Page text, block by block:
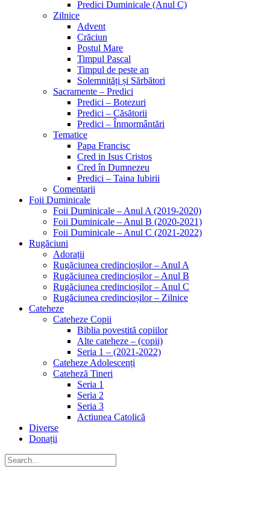
Predici Duminicale (Anul C)
Zilnice
Advent
Crăciun
Postul Mare
Timpul Pascal
Timpul de peste an
Solemnități și Sărbători
Sacramente – Predici
Predici – Botezuri
Predici – Căsătorii
Predici – Înmormântări
Tematice
Papa Francisc
Cred in Isus Cristos
Cred în Dumnezeu
Predici – Taina Iubirii
Comentarii
Foii Duminicale
Foii Duminicale – Anul A (2019-2020)
Foii Duminicale – Anul B (2020-2021)
Foii Duminicale – Anul C (2021-2022)
Rugăciuni
Adorații
Rugăciunea credincioșilor – Anul A
Rugăciunea credincioșilor – Anul B
Rugăciunea credincioșilor – Anul C
Rugăciunea credincioșilor – Zilnice
Cateheze
Cateheze Copii
Biblia povestită copiilor
Alte cateheze – (copii)
Seria 1 – (2021-2022)
Cateheze Adolescenți
Cateheză Tineri
Seria 1
Seria 2
Seria 3
Actiunea Catolică
Diverse
Donații